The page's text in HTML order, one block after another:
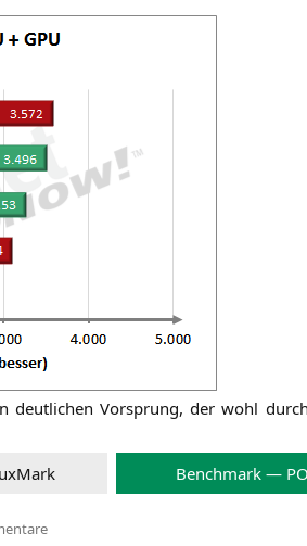
deut­li­chen Vor­sprung, der wohl
Bench­mark —
zu
AMD